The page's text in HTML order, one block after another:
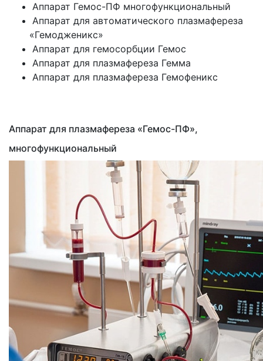
Аппарат Гемос-ПФ многофункциональный
Аппарат для автоматического плазмафереза
«Гемодженикс»
Аппарат для гемосорбции Гемос
Аппарат для плазмафереза Гемма
Аппарат для плазмафереза Гемофеникс
Аппарат для плазмафереза «Гемос-ПФ»,
многофункциональный